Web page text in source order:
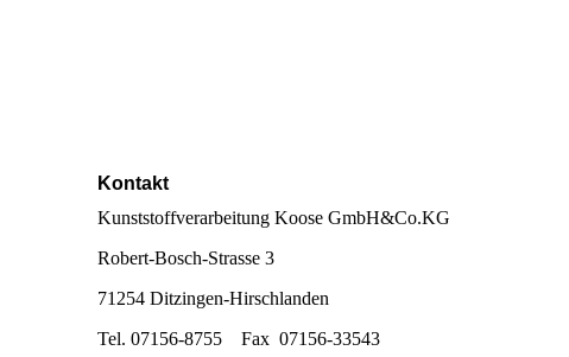
Kontakt
Kunststoffverarbeitung Koose GmbH&Co.KG
Robert-Bosch-Strasse 3
71254 Ditzingen-Hirschlanden
Tel. 07156-8755 Fax 07156-33543